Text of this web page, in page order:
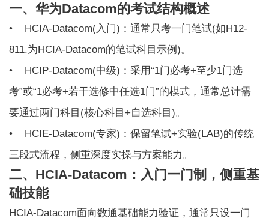
一、华为Datacom的考试结构概述
• HCIA-Datacom(入门)：通常只考一门笔试(如H12-
811.为HCIA-Datacom的笔试科目示例)。
• HCIP-Datacom(中级)：采用“1门必考+至少1门选
考”或“1必考+若干选修中任选1门”的模式，通常总计需
要通过两门科目(核心科目+自选科目)。
• HCIE-Datacom(专家)：保留笔试+实验(LAB)的传统
三段式流程，侧重深度实操与方案能力。
二、HCIA-Datacom：入门一门制，侧重基
础技能
HCIA-Datacom面向数通基础能力验证，通常只设一门